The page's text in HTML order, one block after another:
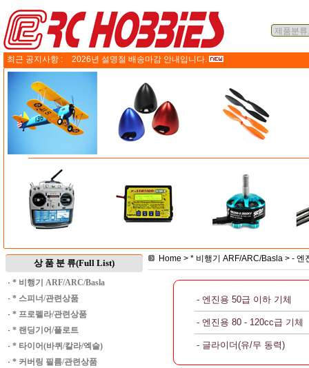
최근 공지사항 : 2026년 설명절 배송마감 안내입니다.
상 품 분 류(Full List)
· * 비행기 ARF/ARC/Basla
· * 스피너/관련상품
· * 프로펠라/관련상품
· * 랜딩기어/플로트
· * 타이어(바퀴/칼라/엑슬)
· * 커버링 필름/관련상품
Home > * 비행기 ARF/ARC/Basla > - 엔
- 엔진용 50급 이하 기체
- 엔진용 80 - 120cc급 기체
- 글라이더(유/무 동력)